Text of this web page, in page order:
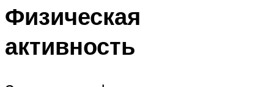
Физическая
активность